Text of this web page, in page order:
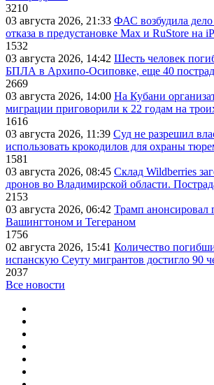
3210
03 августа 2026, 21:33 ФАС возбудила
отказа в предустановке Max и RuStore на
1532
03 августа 2026, 14:42 Шесть человек
БПЛА в Архипо-Осиповке, еще 40
2669
03 августа 2026, 14:00 На Кубани
миграции приговорили к 22 годам на
1616
03 августа 2026, 11:39 Суд не разрешил
использовать крокодилов для охраны
1581
03 августа 2026, 08:45 Склад Wildberries
дронов во Владимирской области.
2153
03 августа 2026, 06:42 Трамп анонсировал
Вашингтоном и Тегераном
1756
02 августа 2026, 15:41 Количество
испанскую Сеуту мигрантов достигло 90
2037
Все новости